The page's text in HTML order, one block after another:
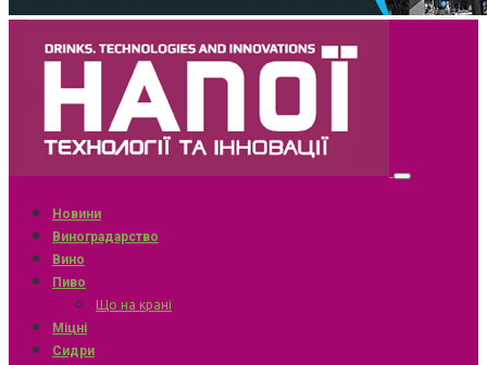
Новини
Виноградарство
Вино
Пиво
Що на крані
Міцні
Сидри